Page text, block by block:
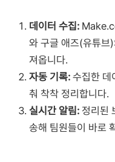
데이터 수집:
와 구글 애즈(유튜브
져옵니다.
자동 기록: 수집한 데
춰 착착 정리합니다.
실시간 알림: 정리된
송해 팀원들이 바로